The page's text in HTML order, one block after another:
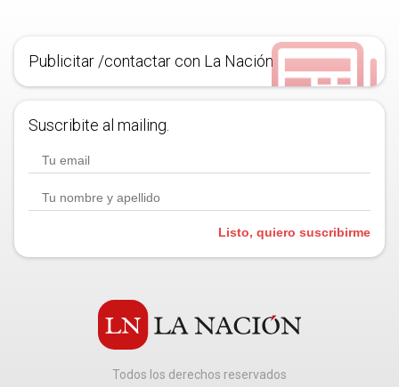
Publicitar /contactar con La Nación
Suscribite al mailing.
Listo, quiero suscribirme
Todos los derechos reservados